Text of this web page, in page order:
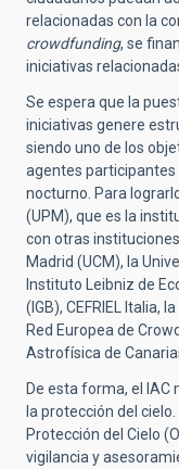
relacionadas con la
crowdfunding, se
iniciativas
Se espera que la
iniciativas genere
siendo uno de los
agentes participantes
nocturno. Para
(UPM), que es la
con otras
Madrid (UCM), la
Instituto Leibniz de
(IGB), CEFRIEL Italia,
Red Europea de
Astrofísica de
De esta forma, el
la protección del
Protección del Cielo
vigilancia y